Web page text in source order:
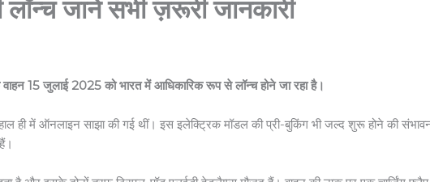
जानें सभी ज़रूरी जानकारी
15 जुलाई 2025 को भारत में आधिकारिक रूप से लॉन्च होने जा रहा है।
ही में ऑनलाइन साझा की गई थीं। इस इलेक्ट्रिक मॉडल की प्री-बुकिंग भी जल्द शुरू होने की